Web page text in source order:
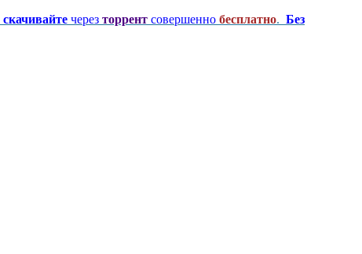
скачивайте через торрент совершенно бесплатно. Без